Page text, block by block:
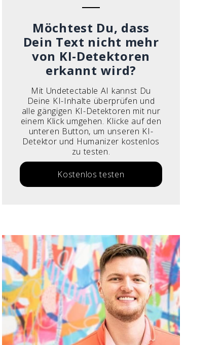
Möchtest Du, dass
Dein Text nicht mehr
von KI-Detektoren
erkannt wird?
Mit Undetectable AI kannst Du
Deine KI-Inhalte überprüfen und
alle gängigen KI-Detektoren mit nur
einem Klick umgehen. Klicke auf den
unteren Button, um unseren KI-
Detektor und Humanizer kostenlos
zu testen.
Kostenlos testen